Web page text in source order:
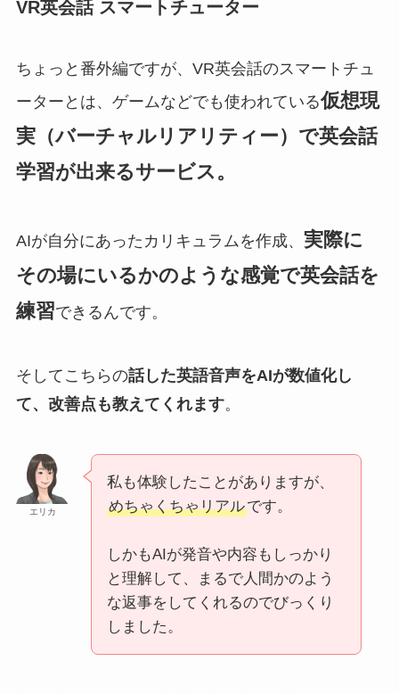
VR英会話 スマートチューター
ちょっと番外編ですが、VR英会話のスマートチュ
ーターとは、ゲームなどでも使われている仮想現
実（バーチャルリアリティー）で英会話
学習が出来るサービス。
AIが自分にあったカリキュラムを作成、 実際に
その場にいるかのような感覚で英会話を
練習できるんです。
そしてこちらの話した英語音声をAIが数値化し
て、改善点も教えてくれます。
エリカ
私も体験したことがありますが、
めちゃくちゃリアルです。
しかもAIが発音や内容もしっかり
と理解して、まるで人間かのよう
な返事をしてくれるのでびっくり
しました。